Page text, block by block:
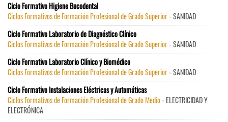
Ciclo Formativo Higiene Bucodental
Ciclos Formativos de Formación Profesional de Grado Superior- SANIDAD
Ciclo Formativo Laboratorio de Diagnóstico Clínico
Ciclos Formativos de Formación Profesional de Grado Superior- SANIDAD
Ciclo Formativo Laboratorio Clínico y Biomédico
Ciclos Formativos de Formación Profesional de Grado Superior- SANIDAD
Ciclo Formativo Instalaciones Eléctricas y Automáticas
Ciclos Formativos de Formación Profesional de Grado Medio- ELECTRICIDAD Y
ELECTRÓNICA